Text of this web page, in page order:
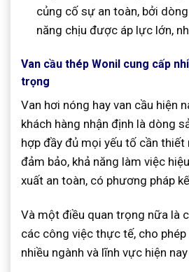
củng cố sự an toàn, bởi
năng chịu được áp lực lớn,
Van cầu thép Wonil cung cấp
trọng
Van hơi nóng hay van cầu hiện
khách hàng nhận định là dòng
hợp đầy đủ mọi yếu tố cần
đảm bảo, khả năng làm việc
xuất an toàn, có phương pháp
Và một điều quan trọng nữa là
các công việc thực tế, cho
nhiều ngành và lĩnh vực hiện